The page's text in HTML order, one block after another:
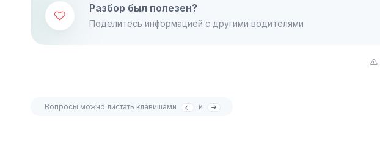
Разбор был полезен?
Поделитесь информацией с другими водителями
Вопросы можно листать клавишами и